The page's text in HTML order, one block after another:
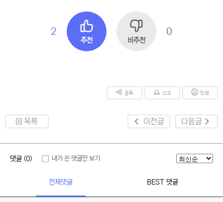
2
추천 비추천
0
공유 신고 인쇄
목록 이전글 다음글
댓글 (0) 내가 쓴 댓글만 보기
전체댓글 BEST 댓글